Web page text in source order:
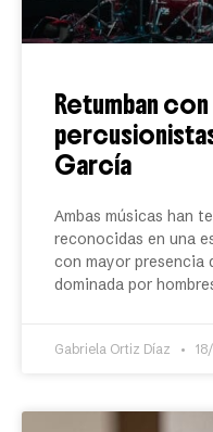
Retumban
García
Ambas músicas han
reconocidas en una
con mayor presencia
dominada por
Gabriela Ortiz Díaz